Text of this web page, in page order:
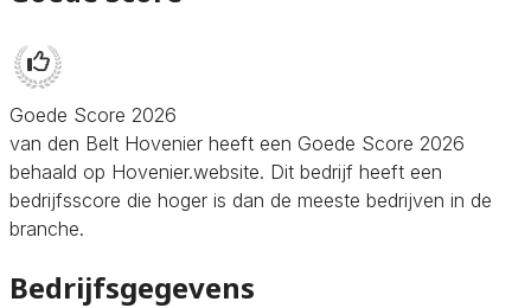
Goede Score 2026
van den Belt Hovenier heeft een Goede Score 2026
behaald op Hovenier.website. Dit bedrijf heeft een
bedrijfsscore die hoger is dan de meeste bedrijven in de
branche.
Bedrijfsgegevens